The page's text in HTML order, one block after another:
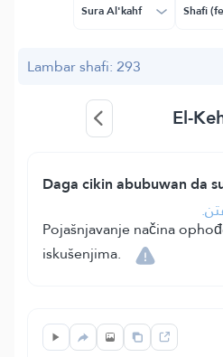
Sura Al'kahf Shafi
Lambar shafi: 293
El-
Daga cikin abubuwan da
Pojašnjavanje načina
iskušenjima.